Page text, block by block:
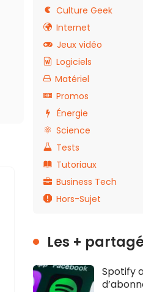
Culture Geek
Internet
Jeux vidéo
Logiciels
Matériel
Promos
Énergie
Science
Tests
Tutoriaux
Business Tech
Hors-Sujet
Les +
Spotify